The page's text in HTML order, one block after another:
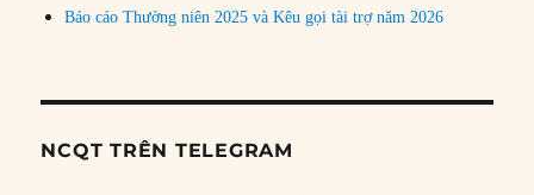
Báo cáo Thường niên 2025 và Kêu gọi tài trợ năm 2026
NCQT TRÊN TELEGRAM